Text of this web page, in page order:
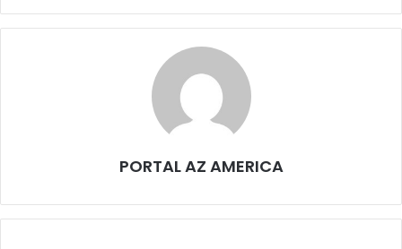
PORTAL AZ AMERICA